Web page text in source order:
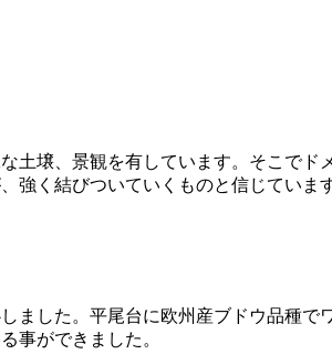
土壌、景観を有しています。そこで
強く結びついていくものと信じています
した。平尾台に欧州産ブドウ品種で
事ができました。